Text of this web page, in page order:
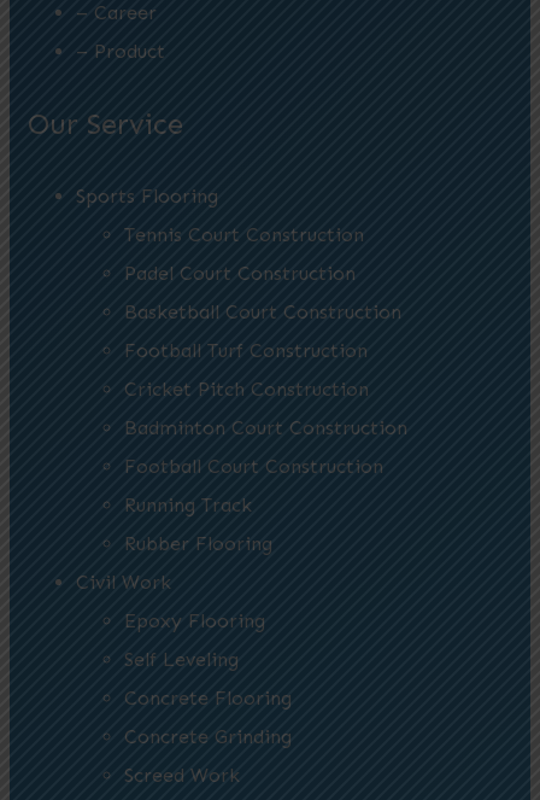
– Career
– Product
Our Service
Sports Flooring
Tennis Court Construction
Padel Court Construction
Basketball Court Construction
Football Turf Construction
Cricket Pitch Construction
Badminton Court Construction
Football Court Construction
Running Track
Rubber Flooring
Civil Work
Epoxy Flooring
Self Leveling
Concrete Flooring
Concrete Grinding
Screed Work